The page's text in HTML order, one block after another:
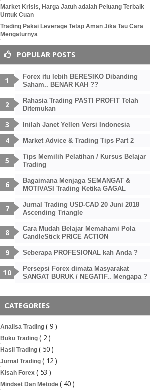
Market Krisis, Harga Jatuh adalah Peluang Terbaik
Untuk Cuan
Trading Pakai Leverage Tetap Aman Jika Tau Cara
Mengaturnya
POPULAR POSTS
Forex itu lebih BERESIKO Dibanding
Saham.. BENAR KAH ??
Rahasia Trading PASTI PROFIT Telah
Ditemukan
Inilah Janet Yellen Versi Indonesia
Market Advice & Trading Tips Part 2
Tips Memilih Pelatihan / Kursus Belajar
Trading
Bagaimana Menjaga SEMANGAT &
MOTIVASI Trading Ketika GAGAL
Jurnal Trading USD-CAD 20 Juni 2018
Ascending Triangle
Cara Mudah Belajar Memahami Pola
CandleStick PRICE ACTION
Seberapa PROFESIONAL kah Anda ?
Persepsi Forex dimata Masyarakat
SANGAT BURUK / NEGATIF.. Mengapa ?
CATEGORIES
Analisa Trading ( 9 )
Buku Trading ( 2 )
Hasil Trading ( 50 )
Jurnal Trading ( 12 )
Kisah Forex ( 53 )
Mindset Dan Metode ( 40 )